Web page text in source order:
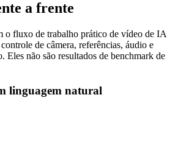
a frente
o fluxo de trabalho prático de vídeo de IA
de câmera, referências, áudio e
Eles não são resultados de benchmark de
linguagem natural